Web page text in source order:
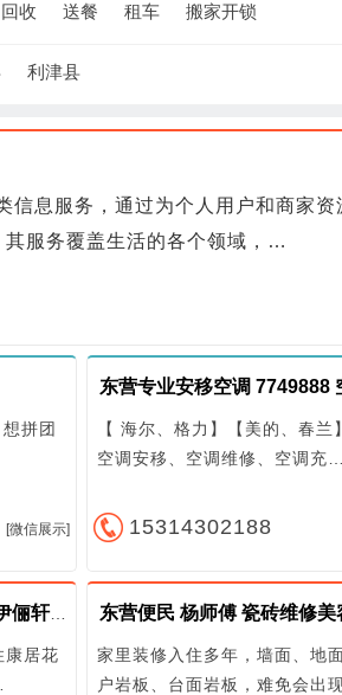
回收 送餐 租车 搬家开锁
利津县
息服务，通过为个人用户和商家资
服务覆盖生活的各个领域，…
拼团
[微信展示]
【 海尔、格力】【美的、春兰
空调安移、空调维修、空调充…
15314302188
广饶康居花园附近养生馆推荐 伊俪轩美容养生馆 肩颈调理 太极刮痧 艾灸熏蒸
康居花
家里装修入住多年，墙面、地
户岩板、台面岩板，难免会出